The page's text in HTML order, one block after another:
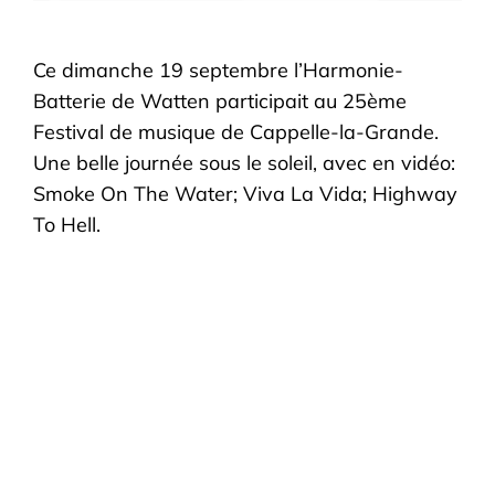
Ce dimanche 19 septembre l’Harmonie-
Batterie de Watten participait au 25ème
Festival de musique de Cappelle-la-Grande.
Une belle journée sous le soleil, avec en vidéo:
Smoke On The Water; Viva La Vida; Highway
To Hell.